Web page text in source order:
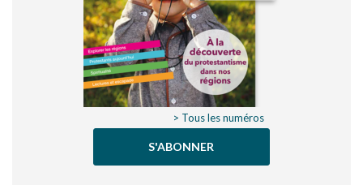
> Tous les numéros
S'ABONNER